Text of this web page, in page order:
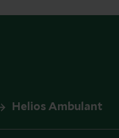
Helios Ambulant